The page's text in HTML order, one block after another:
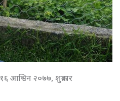
१६ आश्विन २०७७, शुक्रबार